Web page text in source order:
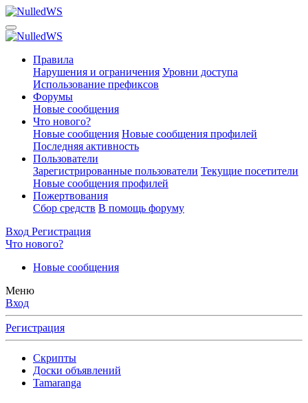
Правила
Нарушения и ограничения Уровни доступа
Использование префиксов
Форумы
Новые сообщения
Что нового?
Новые сообщения Новые сообщения профилей
Последняя активность
Пользователи
Зарегистрированные пользователи Текущие посетители
Новые сообщения профилей
Пожертвования
Сбор средств В помощь форуму
Вход Регистрация
Что нового?
Новые сообщения
Меню
Вход
Регистрация
Скрипты
Доски объявлений
Tamaranga